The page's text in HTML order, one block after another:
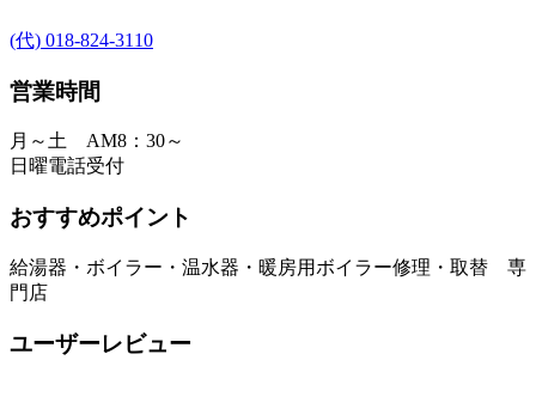
(代) 018-824-3110
営業時間
月～土 AM8：30～
日曜電話受付
おすすめポイント
給湯器・ボイラー・温水器・暖房用ボイラー修理・取替 専
門店
ユーザーレビュー